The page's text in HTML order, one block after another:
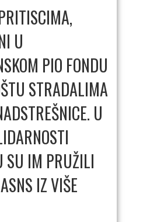
U
PIO FONDU
STRADALIMA
U
SU IM PRUŽILI
IZ VIŠE